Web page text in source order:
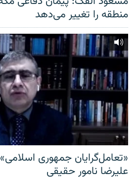
منطقه را تغییر می‌دهد
«تعامل‌گرایان جمهوری
علیرضا نامور حقیقی